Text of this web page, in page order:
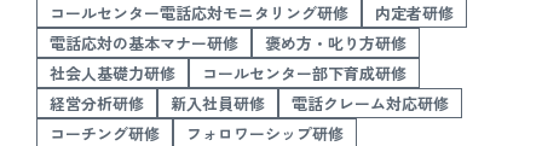
コールセンター電話応対モニタリング研修
内定者研修
電話応対の基本マナー研修
褒め方・叱り方研修
社会人基礎力研修
コールセンター部下育成研修
経営分析研修
新入社員研修
電話クレーム対応研修
コーチング研修
フォロワーシップ研修